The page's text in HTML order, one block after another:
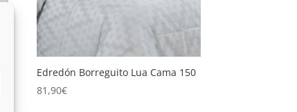
Edredón Borreguito Lua Cama 150
81,90€